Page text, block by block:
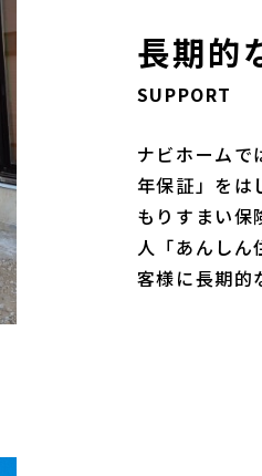
長期的
SUPPORT
ナビホームで
年保証」をは
もりすまい保
人「あんしん
客様に長期的